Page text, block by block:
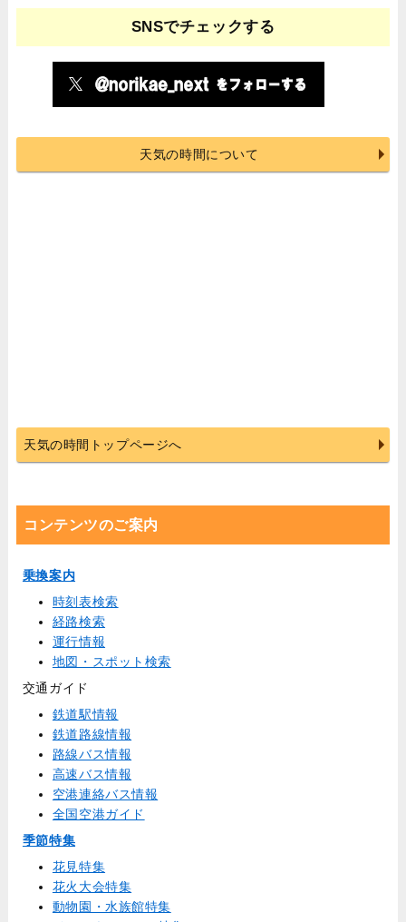
SNSでチェックする
天気の時間について
天気の時間トップページへ
コンテンツのご案内
乗換案内
時刻表検索
経路検索
運行情報
地図・スポット検索
交通ガイド
鉄道駅情報
鉄道路線情報
路線バス情報
高速バス情報
空港連絡バス情報
全国空港ガイド
季節特集
花見特集
花火大会特集
動物園・水族館特集